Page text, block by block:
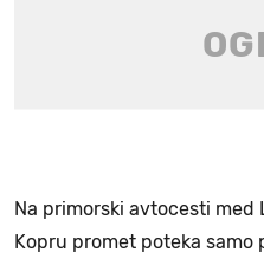
Na primorski avtocesti
Kopru promet poteka samo